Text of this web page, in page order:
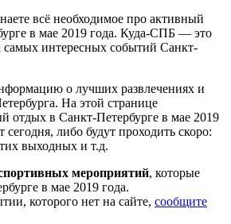
всё необходимое про активный
в мае 2019 года. Куда-СПБ — это
самых интересных событий Санкт-
о лучших развлечениях и
На этой странице
отдых в Санкт-Петербурге в мае 2019
сегодня, либо будут проходить скоро:
выходных и т.д.
мероприятий, которые
в мае 2019 года.
которого нет на сайте, сообщите